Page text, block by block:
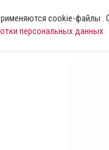
cookie-файлы .
персональных данных